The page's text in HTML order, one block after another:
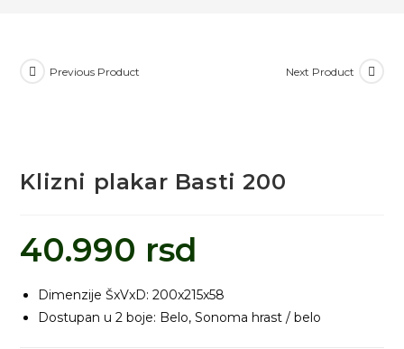
Previous Product Next Product
Klizni plakar Basti 200
40.990 rsd
Dimenzije ŠxVxD: 200x215x58
Dostupan u 2 boje: Belo, Sonoma hrast / belo